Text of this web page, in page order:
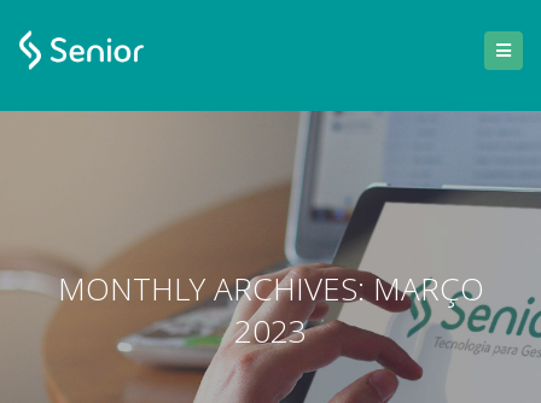
MONTHLY ARCHIVES: MARÇO
2023